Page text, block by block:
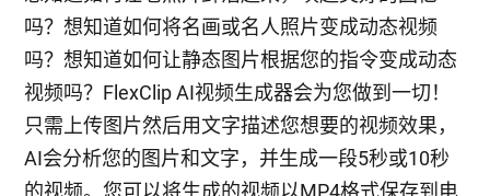
吗？想知道如何将名画或名人照片变成动态视频
吗？想知道如何让静态图片根据您的指令变成动态
视频吗？FlexClip AI视频生成器会为您做到一切！
只需上传图片然后用文字描述您想要的视频效果，
AI会分析您的图片和文字，并生成一段5秒或10秒